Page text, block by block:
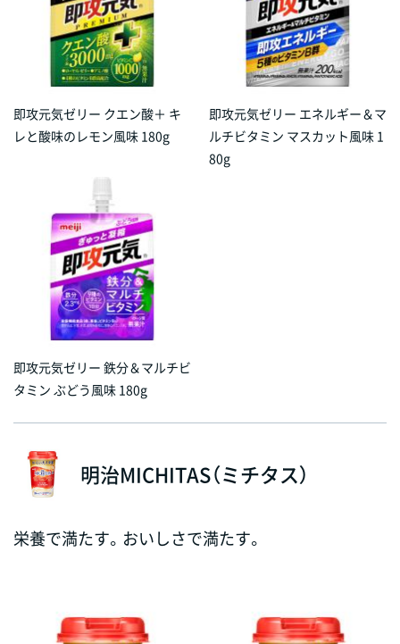
即攻元気ゼリー クエン酸＋ キ
レと酸味のレモン風味 180g
即攻元気ゼリー エネルギー＆マ
ルチビタミン マスカット風味 1
80g
即攻元気ゼリー 鉄分＆マルチビ
タミン ぶどう風味 180g
明治MICHITAS（ミチタス）
栄養で満たす。おいしさで満たす。